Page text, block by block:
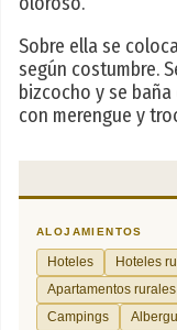
Sobre ella se
según costumbre.
bizcocho y se
con merengue y